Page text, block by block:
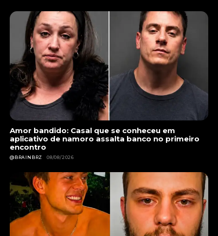
Amor bandido: Casal que se conheceu em
aplicativo de namoro assalta banco no primeiro
encontro
@BRAINBRZ 08/08/2026